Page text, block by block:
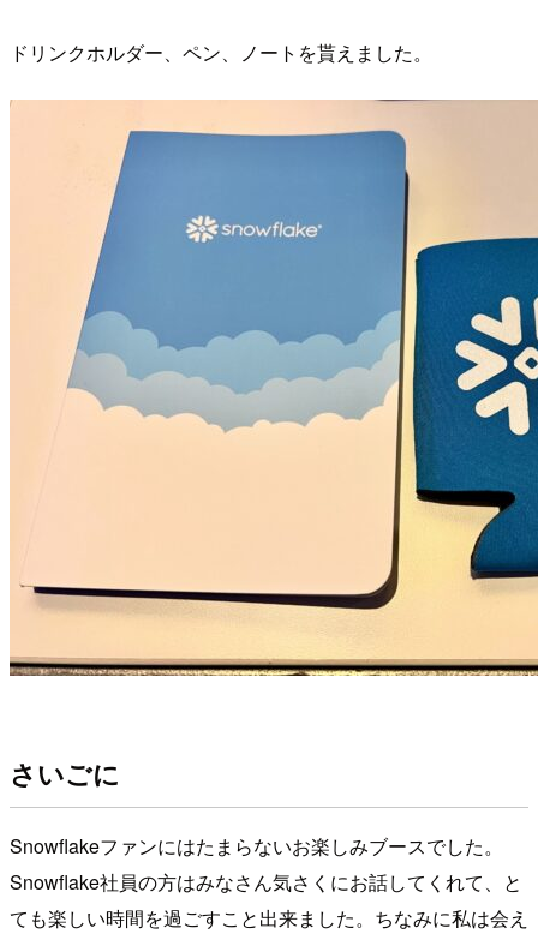
ドリンクホルダー、ペン、ノートを貰えました。
さいごに
Snowflakeファンにはたまらないお楽しみブースでした。
Snowflake社員の方はみなさん気さくにお話してくれて、と
ても楽しい時間を過ごすこと出来ました。ちなみに私は会え